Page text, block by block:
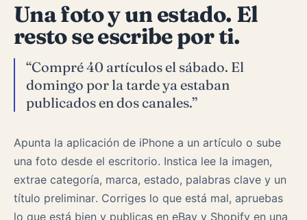
Una foto y un estado. El
resto se escribe por ti.
“Compré 40 artículos el sábado. El
domingo por la tarde ya estaban
publicados en dos canales.”
Apunta la aplicación de iPhone a un artículo o sube
una foto desde el escritorio. Instica lee la imagen,
extrae categoría, marca, estado, palabras clave y un
título preliminar. Corriges lo que está mal, apruebas
lo que está bien y publicas en eBay y Shopify en una